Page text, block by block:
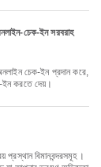
চেক-ইন সরবরাহ
ইন করতে দেয়।
বিমানবন্দরসমূহ।